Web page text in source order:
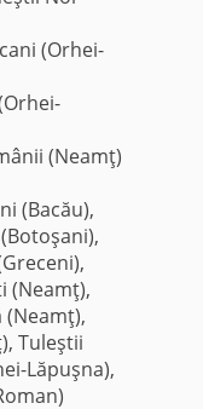
(Orhei-
(Neamţ)
(Bacău),
(Neamţ),
(Neamţ),
Tuleştii
Lăpuşna),